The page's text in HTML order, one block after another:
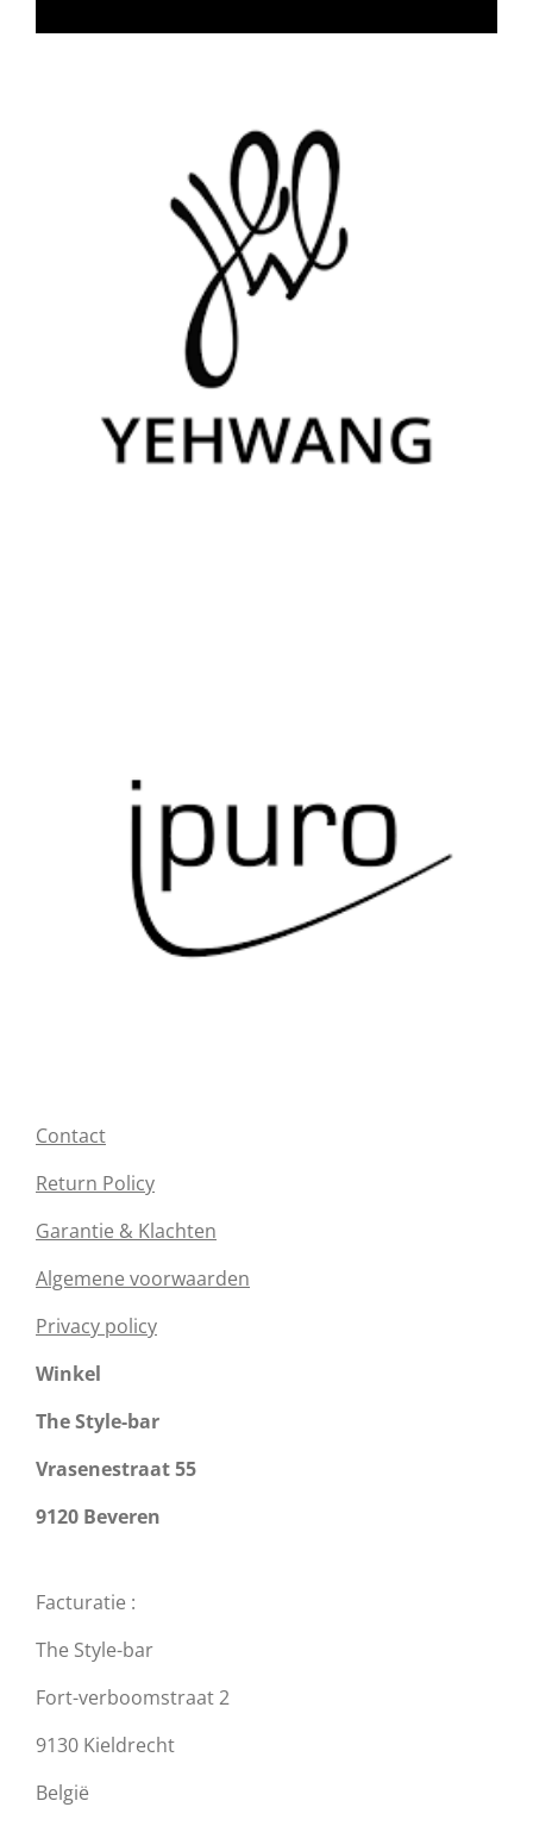
Contact
Return Policy
Garantie & Klachten
Algemene voorwaarden
Privacy policy
Winkel
The Style-bar
Vrasenestraat 55
9120 Beveren
Facturatie :
The Style-bar
Fort-verboomstraat 2
9130 Kieldrecht
België